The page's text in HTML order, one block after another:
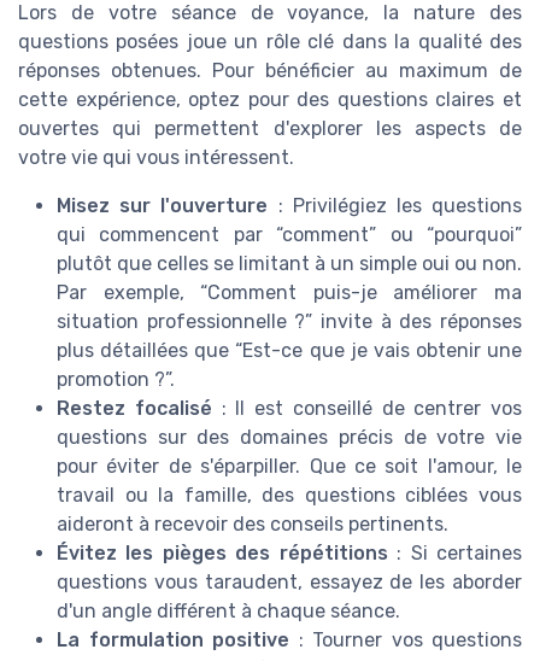
Lors de votre séance de voyance, la nature des
questions posées joue un rôle clé dans la qualité des
réponses obtenues. Pour bénéficier au maximum de
cette expérience, optez pour des questions claires et
ouvertes qui permettent d'explorer les aspects de
votre vie qui vous intéressent.
Misez sur l'ouverture : Privilégiez les questions
qui commencent par “comment” ou “pourquoi”
plutôt que celles se limitant à un simple oui ou non.
Par exemple, “Comment puis-je améliorer ma
situation professionnelle ?” invite à des réponses
plus détaillées que “Est-ce que je vais obtenir une
promotion ?”.
Restez focalisé : Il est conseillé de centrer vos
questions sur des domaines précis de votre vie
pour éviter de s'éparpiller. Que ce soit l'amour, le
travail ou la famille, des questions ciblées vous
aideront à recevoir des conseils pertinents.
Évitez les pièges des répétitions : Si certaines
questions vous taraudent, essayez de les aborder
d'un angle différent à chaque séance.
La formulation positive : Tourner vos questions